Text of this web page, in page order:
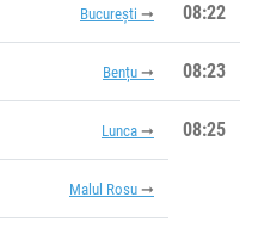
București 08:22
Bențu 08:23
Lunca 08:25
Malul Rosu